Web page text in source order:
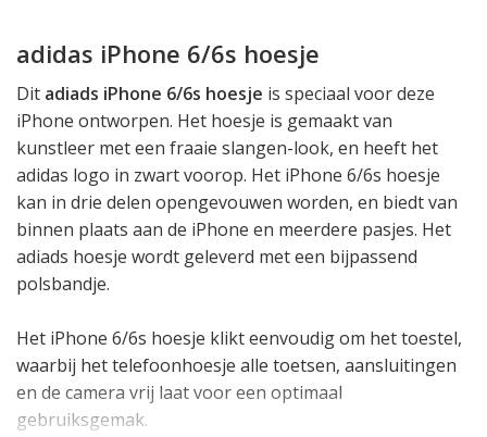
adidas iPhone 6/6s hoesje
Dit adiads iPhone 6/6s hoesje is speciaal voor deze
iPhone ontworpen. Het hoesje is gemaakt van
kunstleer met een fraaie slangen-look, en heeft het
adidas logo in zwart voorop. Het iPhone 6/6s hoesje
kan in drie delen opengevouwen worden, en biedt van
binnen plaats aan de iPhone en meerdere pasjes. Het
adiads hoesje wordt geleverd met een bijpassend
polsbandje.
Het iPhone 6/6s hoesje klikt eenvoudig om het toestel,
waarbij het telefoonhoesje alle toetsen, aansluitingen
en de camera vrij laat voor een optimaal
gebruiksgemak.